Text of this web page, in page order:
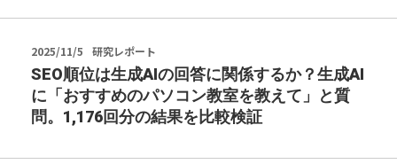
2025/11/5 研究レポート
SEO順位は生成AIの回答に関係するか？生成AI
に「おすすめのパソコン教室を教えて」と質
問。1,176回分の結果を比較検証